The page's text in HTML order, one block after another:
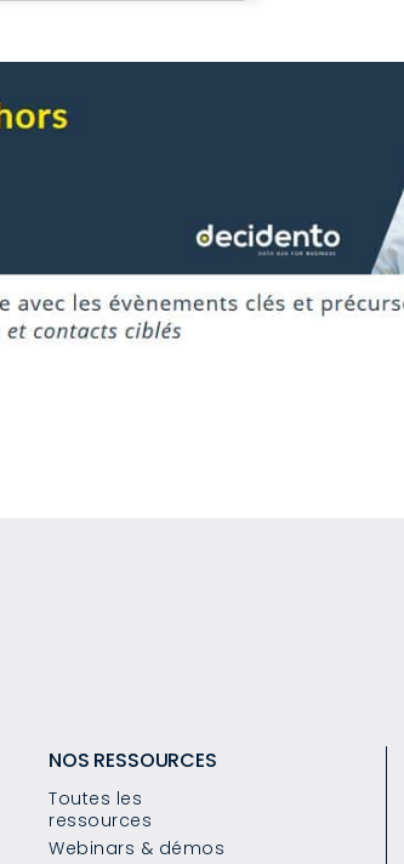
NOS RESSOURCES
Toutes les
ressources
Webinars & démos